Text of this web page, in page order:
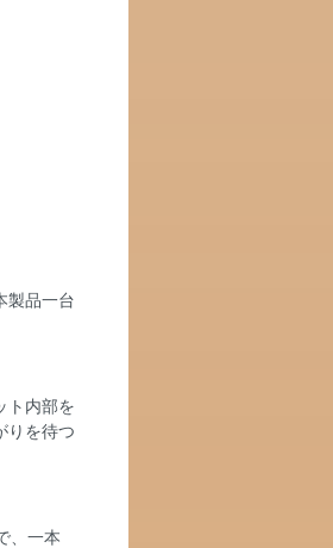
製品一台
ト内部を
りを待つ
、一本